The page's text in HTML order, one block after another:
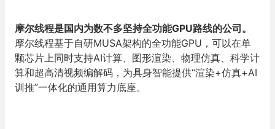
摩尔线程是国内为数不多坚持全功能GPU路线的公司。
摩尔线程基于自研MUSA架构的全功能GPU，可以在单
颗芯片上同时支持AI计算、图形渲染、物理仿真、科学计
算和超高清视频编解码，为具身智能提供“渲染+仿真+AI
训推”一体化的通用算力底座。